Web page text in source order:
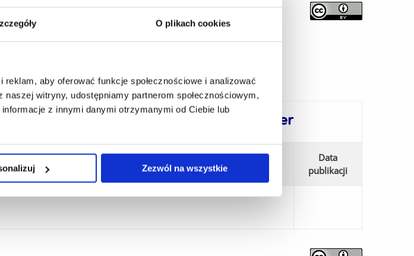
O plikach cookies
aby oferować funkcje społecznościowe i analizować
witryny, udostępniamy partnerom społecznościowym,
z innymi danymi otrzymanymi od Ciebie lub
Zezwól na wszystkie
dr Joseph Ohimor, mgr Kamila Warmbier
Data
publikacji